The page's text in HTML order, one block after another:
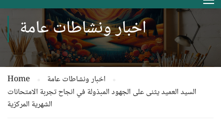
اخبار ونشاطات عامة
Home
اخبار ونشاطات عامة
السيد العميد يثنى على الجهود المبذولة في انجاح تجربة الامتحانات
الشهرية المركزية